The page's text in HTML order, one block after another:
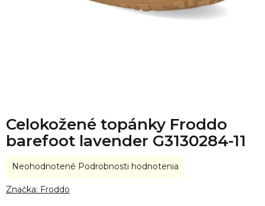
Celokožené topánky Froddo
barefoot lavender G3130284-11
Priemerné
produktu
Neohodnotené Podrobnosti hodnotenia
Značka: Froddo